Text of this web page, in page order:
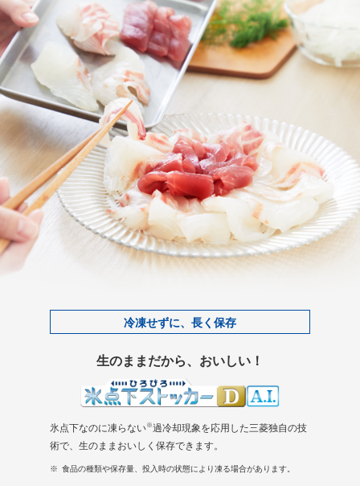
冷凍せずに、長く保存
生のままだから、おいしい！
氷点下なのに凍らない※過冷却現象を応用した三菱独自の技
術で、生のままおいしく保存できます。
※ 食品の種類や保存量、投入時の状態により凍る場合があります。